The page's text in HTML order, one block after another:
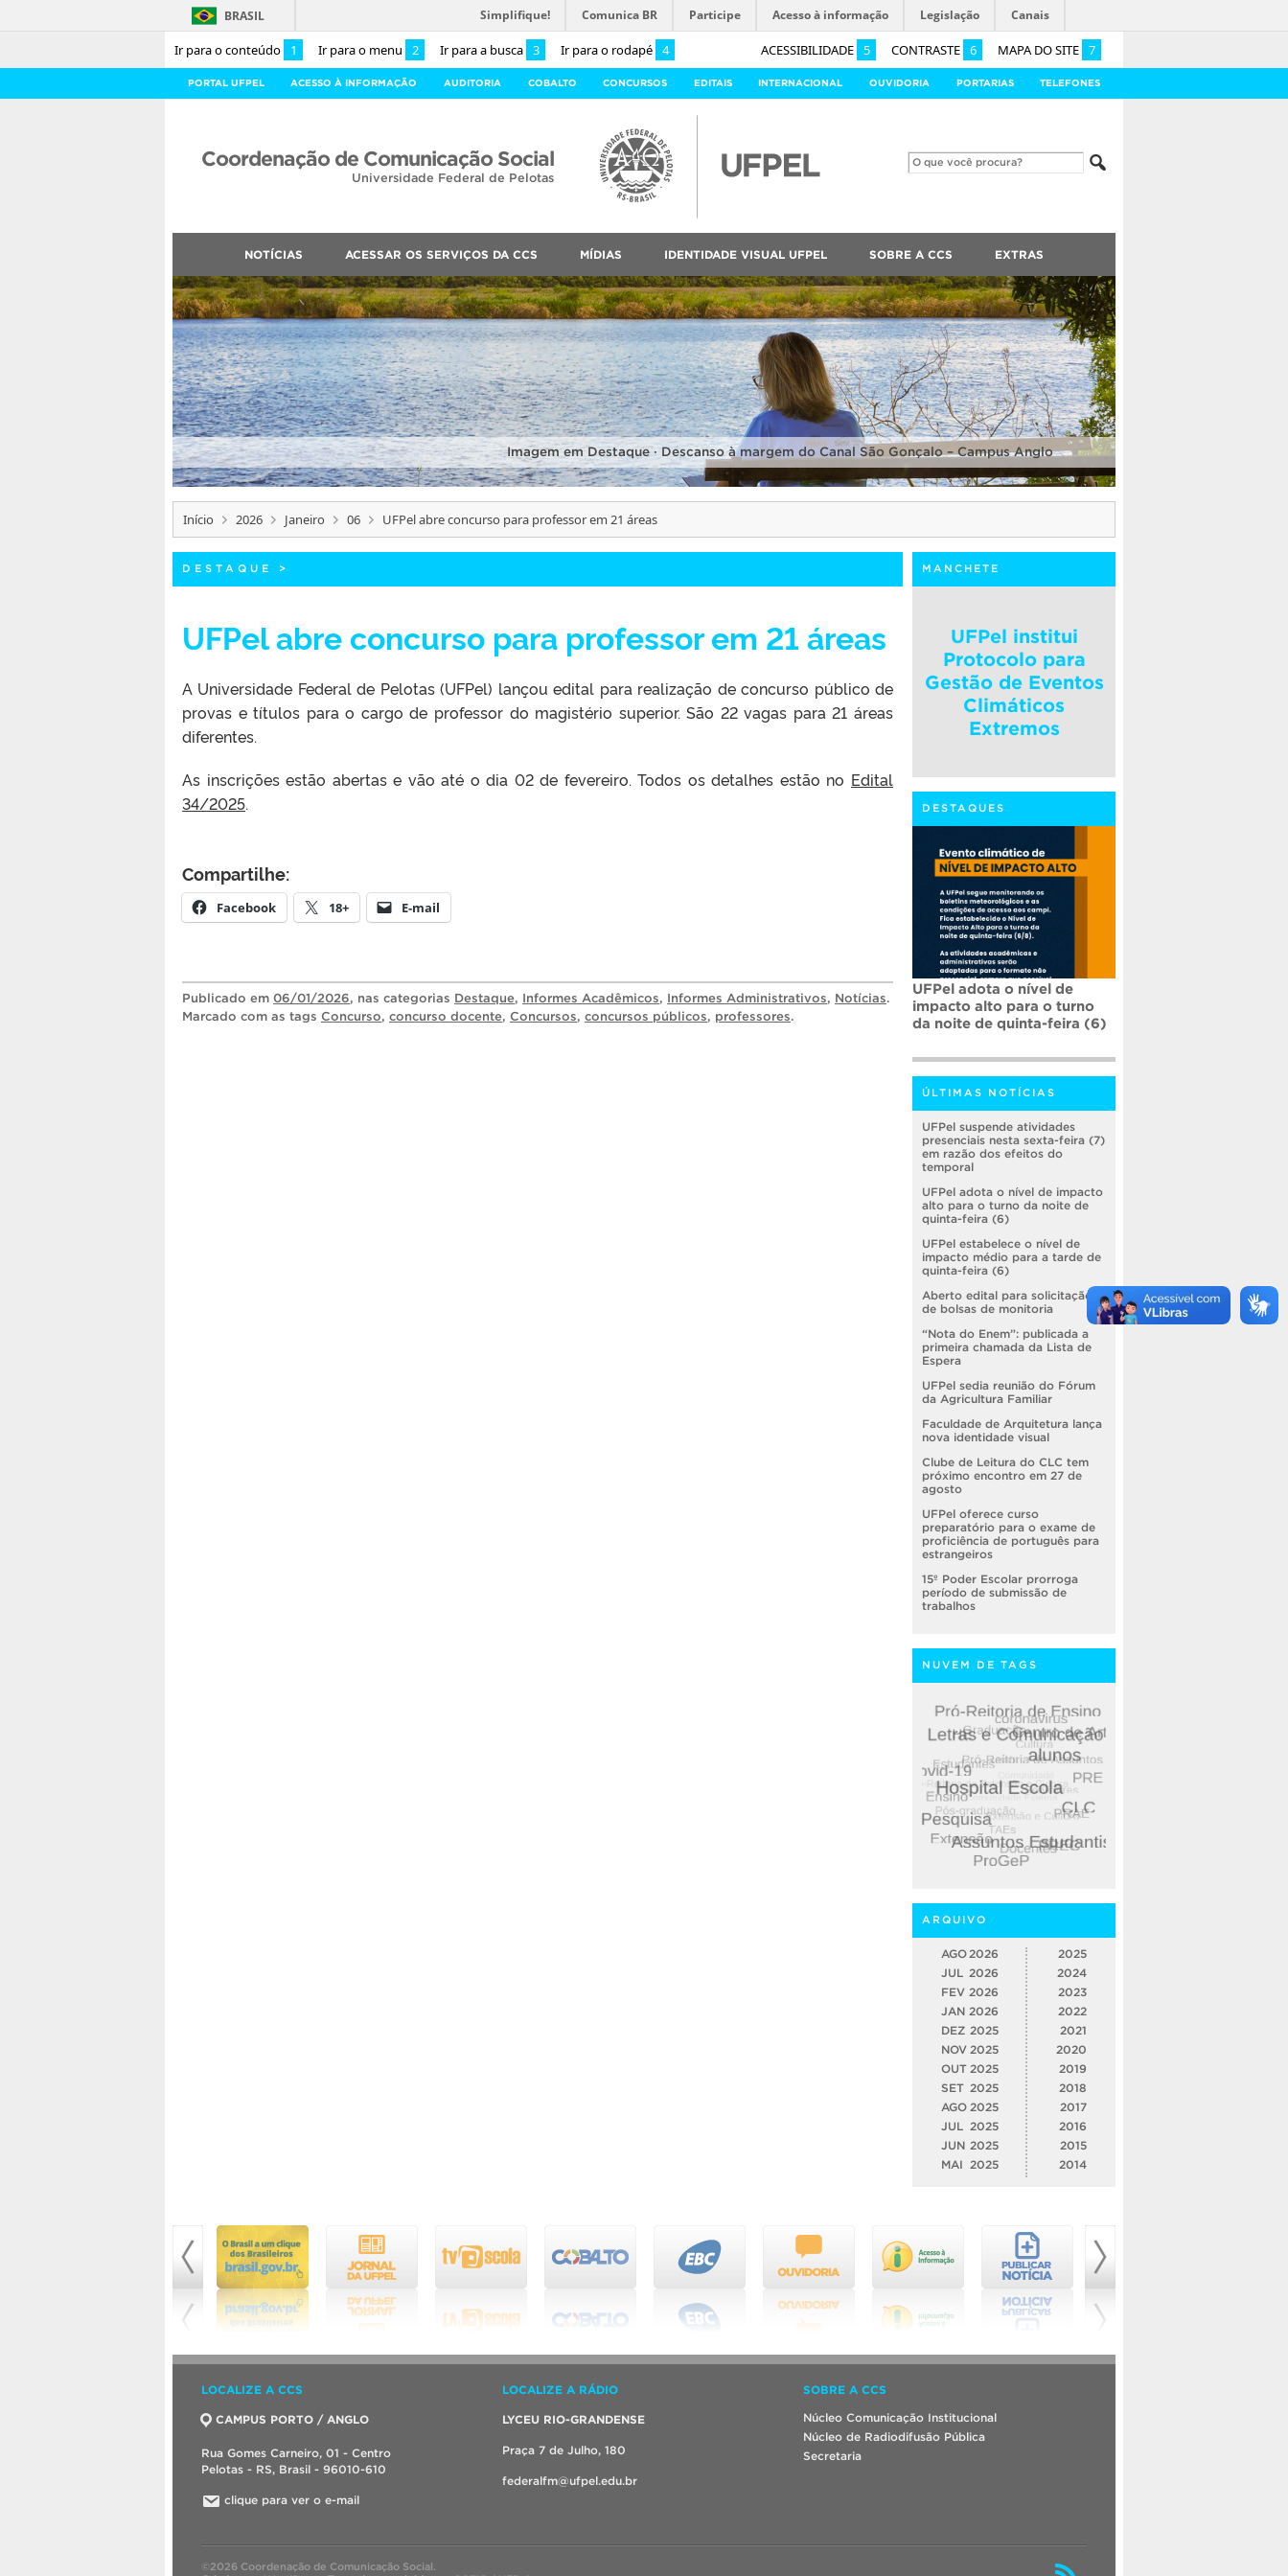
Ir para o conteúdo 1 Ir para o menu 2 Ir para a busca 3 Ir para o rodapé 4 ACESSIBILIDADE 5 CONTRASTE 6 MAPA DO SITE 7
BRASIL Simplifique! Comunica BR Participe Acesso à informação Legislação Canais
PORTAL UFPEL ACESSO À INFORMAÇÃO AUDITORIA COBALTO CONCURSOS EDITAIS INTERNACIONAL OUVIDORIA PORTARIAS TELEFONES
Coordenação de Comunicação Social
Universidade Federal de Pelotas
NOTÍCIAS ACESSAR OS SERVIÇOS DA CCS MÍDIAS IDENTIDADE VISUAL UFPEL SOBRE A CCS EXTRAS
Imagem em Destaque · Descanso à margem do Canal São Gonçalo – Campus Anglo
Início 2026 Janeiro 06 UFPel abre concurso para professor em 21 áreas
DESTAQUE >
UFPel abre concurso para professor em 21 áreas
A Universidade Federal de Pelotas (UFPel) lançou edital para realização de concurso público de
provas e títulos para o cargo de professor do magistério superior. São 22 vagas para 21 áreas
diferentes.
As inscrições estão abertas e vão até o dia 02 de fevereiro. Todos os detalhes estão no Edital
34/2025.
Compartilhe:
Facebook 18+ E-mail
Publicado em 06/01/2026, nas categorias Destaque, Informes Acadêmicos, Informes Administrativos, Notícias.
Marcado com as tags Concurso, concurso docente, Concursos, concursos públicos, professores.
MANCHETE
UFPel institui
Protocolo para
Gestão de Eventos
Climáticos
Extremos
DESTAQUES
UFPel adota o nível de
impacto alto para o turno
da noite de quinta-feira (6)
ÚLTIMAS NOTÍCIAS
UFPel suspende atividades
presenciais nesta sexta-feira (7)
em razão dos efeitos do
temporal
UFPel adota o nível de impacto
alto para o turno da noite de
quinta-feira (6)
UFPel estabelece o nível de
impacto médio para a tarde de
quinta-feira (6)
Aberto edital para solicitação
de bolsas de monitoria
“Nota do Enem”: publicada a
primeira chamada da Lista de
Espera
UFPel sedia reunião do Fórum
da Agricultura Familiar
Faculdade de Arquitetura lança
nova identidade visual
Clube de Leitura do CLC tem
próximo encontro em 27 de
agosto
UFPel oferece curso
preparatório para o exame de
proficiência de português para
estrangeiros
15º Poder Escolar prorroga
período de submissão de
trabalhos
NUVEM DE TAGS
ARQUIVO
AGO 2026
JUL 2026
FEV 2026
JAN 2026
DEZ 2025
NOV 2025
OUT 2025
SET 2025
AGO 2025
JUL
2025
JUN 2025
MAI
2025
2025
2024
2023
2022
2021
2020
2019
2018
2017
2016
2015
2014
LOCALIZE A CCS
CAMPUS PORTO / ANGLO
Rua Gomes Carneiro, 01 - Centro
Pelotas - RS, Brasil - 96010-610
clique para ver o e-mail
LOCALIZE A RÁDIO
LYCEU RIO-GRANDENSE
Praça 7 de Julho, 180
federalfm@ufpel.edu.br
SOBRE A CCS
Núcleo Comunicação Institucional
Núcleo de Radiodifusão Pública
Secretaria
©2026 Coordenação de Comunicação Social.